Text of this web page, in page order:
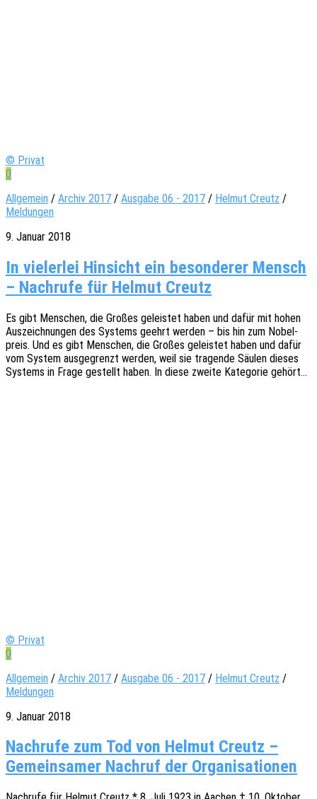
© Privat
0
Allgemein / Archiv 2017 / Ausgabe 06 - 2017 / Helmut Creutz /
Meldungen
9. Januar 2018
In vielerlei Hinsicht ein besonderer Mensch
– Nachrufe für Helmut Creutz
Es gibt Menschen, die Großes geleis­tet haben und dafür mit hohen
Auszeich­nun­gen des Systems geehrt werden – bis hin zum Nobel­
preis. Und es gibt Menschen, die Großes geleis­tet haben und dafür
vom System ausge­grenzt werden, weil sie tragen­de Säulen dieses
Systems in Frage gestellt haben. In diese zweite Kate­go­rie gehört…
© Privat
0
Allgemein / Archiv 2017 / Ausgabe 06 - 2017 / Helmut Creutz /
Meldungen
9. Januar 2018
Nach­ru­fe zum Tod von Hel­mut Creutz –
Gemein­sa­mer Nach­ruf der Organisationen